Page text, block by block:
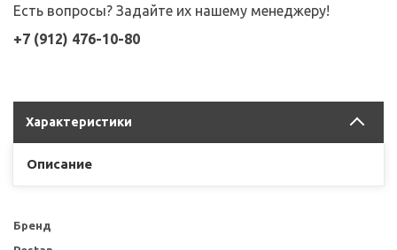
Есть вопросы? Задайте их нашему менеджеру!
+7 (912) 476-10-80
Характеристики
Описание
Бренд